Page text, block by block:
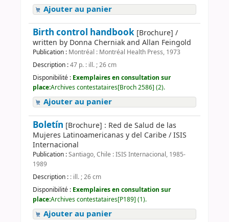
Ajouter au panier
Birth control handbook [Brochure] /
written by Donna Cherniak and Allan Feingold
Publication : Montréal : Montréal Health Press, 1973
Description :47 p. : ill. ; 26 cm
Disponibilité : Exemplaires en consultation sur
place:Archives contestataires[Broch 2586] (2).
Ajouter au panier
Boletín [Brochure] : Red de Salud de las
Mujeres Latinoamericanas y del Caribe / ISIS
Internacional
Publication :Santiago, Chile : ISIS Internacional, 1985-
1989
Description : : ill. ; 26 cm
Disponibilité : Exemplaires en consultation sur
place:Archives contestataires[P189] (1).
Ajouter au panier